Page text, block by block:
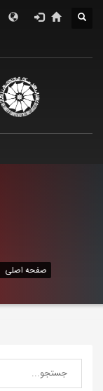
درباره اتاق
معرفی استان
صفحه اصلی